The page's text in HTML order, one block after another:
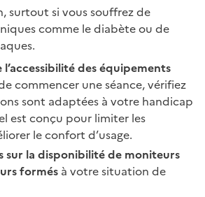
, surtout si vous souffrez de
comme le diabète ou de
l’accessibilité des équipements
commencer une séance, vérifiez
sont adaptées à votre handicap
est conçu pour limiter les
le confort d’usage.
sur la disponibilité de moniteurs
formés à votre situation de